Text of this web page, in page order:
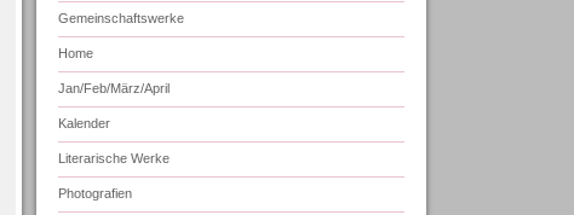
Gemeinschaftswerke
Home
Jan/Feb/März/April
Kalender
Literarische Werke
Photografien